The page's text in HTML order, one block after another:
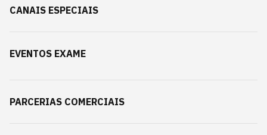
CANAIS ESPECIAIS
EVENTOS EXAME
PARCERIAS COMERCIAIS